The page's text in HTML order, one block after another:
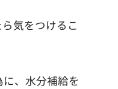
気をつけるこ
、水分補給を